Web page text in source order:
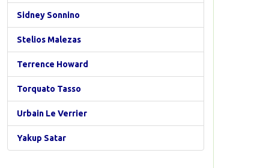
Sidney Sonnino
Stelios Malezas
Terrence Howard
Torquato Tasso
Urbain Le Verrier
Yakup Satar